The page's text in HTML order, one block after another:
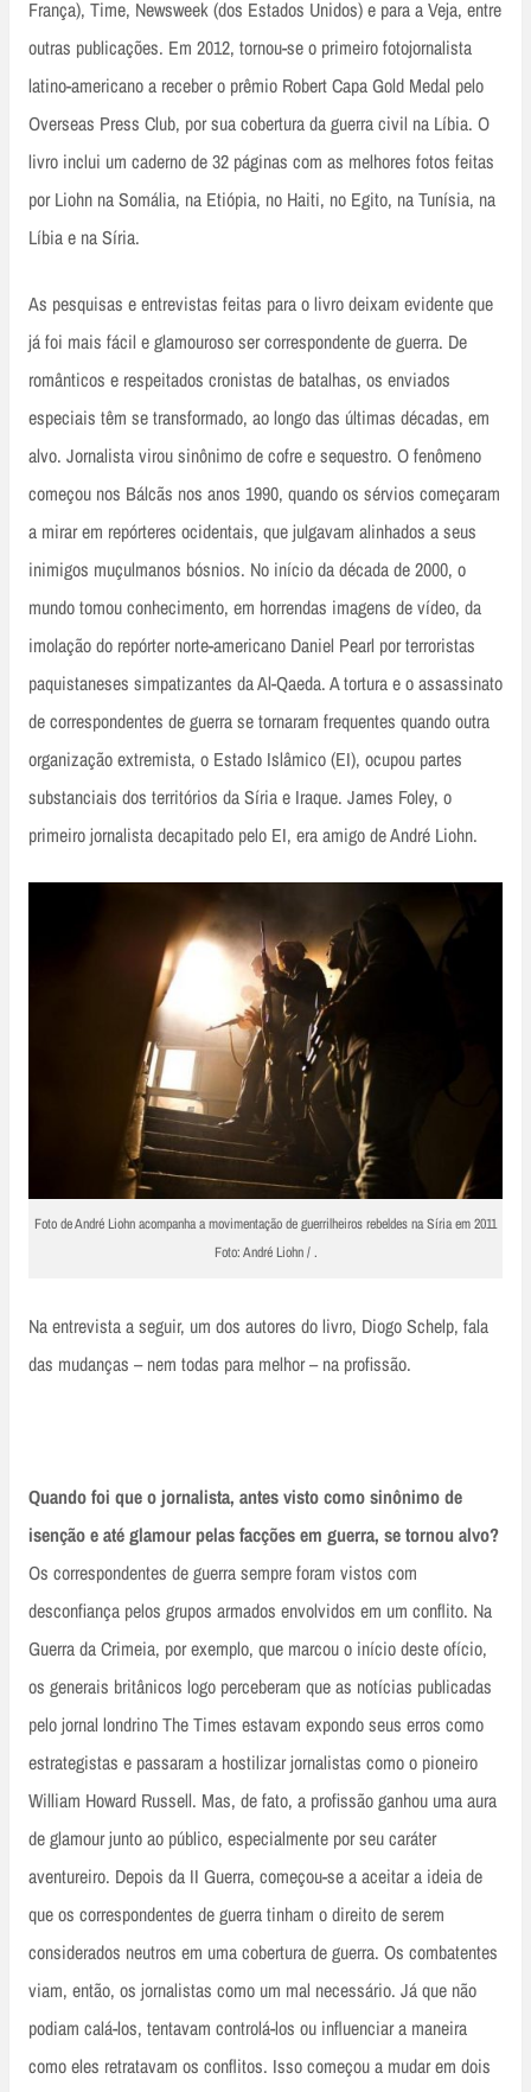
França), Time, Newsweek (dos Estados Unidos) e para a Veja, entre
outras publicações. Em 2012, tornou-se o primeiro fotojornalista
latino-americano a receber o prêmio Robert Capa Gold Medal pelo
Overseas Press Club, por sua cobertura da guerra civil na Líbia. O
livro inclui um caderno de 32 páginas com as melhores fotos feitas
por Liohn na Somália, na Etiópia, no Haiti, no Egito, na Tunísia, na
Líbia e na Síria.
As pesquisas e entrevistas feitas para o livro deixam evidente que
já foi mais fácil e glamouroso ser correspondente de guerra. De
românticos e respeitados cronistas de batalhas, os enviados
especiais têm se transformado, ao longo das últimas décadas, em
alvo. Jornalista virou sinônimo de cofre e sequestro. O fenômeno
começou nos Bálcãs nos anos 1990, quando os sérvios começaram
a mirar em repórteres ocidentais, que julgavam alinhados a seus
inimigos muçulmanos bósnios. No início da década de 2000, o
mundo tomou conhecimento, em horrendas imagens de vídeo, da
imolação do repórter norte-americano Daniel Pearl por terroristas
paquistaneses simpatizantes da Al-Qaeda. A tortura e o assassinato
de correspondentes de guerra se tornaram frequentes quando outra
organização extremista, o Estado Islâmico (EI), ocupou partes
substanciais dos territórios da Síria e Iraque. James Foley, o
primeiro jornalista decapitado pelo EI, era amigo de André Liohn.
Foto de André Liohn acompanha a movimentação de guerrilheiros rebeldes na Síria em 2011
Foto: André Liohn / .
Na entrevista a seguir, um dos autores do livro, Diogo Schelp, fala
das mudanças – nem todas para melhor – na profissão.
Quando foi que o jornalista, antes visto como sinônimo de
isenção e até glamour pelas facções em guerra, se tornou alvo?
Os correspondentes de guerra sempre foram vistos com
desconfiança pelos grupos armados envolvidos em um conflito. Na
Guerra da Crimeia, por exemplo, que marcou o início deste ofício,
os generais britânicos logo perceberam que as notícias publicadas
pelo jornal londrino The Times estavam expondo seus erros como
estrategistas e passaram a hostilizar jornalistas como o pioneiro
William Howard Russell. Mas, de fato, a profissão ganhou uma aura
de glamour junto ao público, especialmente por seu caráter
aventureiro. Depois da II Guerra, começou-se a aceitar a ideia de
que os correspondentes de guerra tinham o direito de serem
considerados neutros em uma cobertura de guerra. Os combatentes
viam, então, os jornalistas como um mal necessário. Já que não
podiam calá-los, tentavam controlá-los ou influenciar a maneira
como eles retratavam os conflitos. Isso começou a mudar em dois